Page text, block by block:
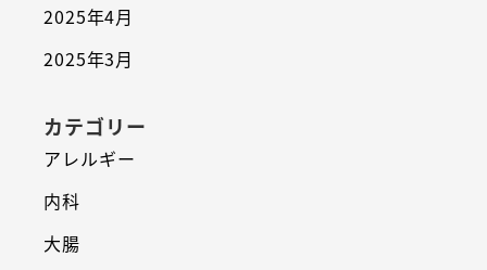
2025年4月
2025年3月
カテゴリー
アレルギー
内科
大腸